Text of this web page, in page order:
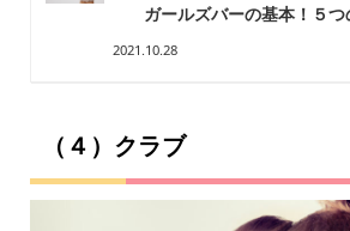
ガールズバーの基本！５つ
2021.10.28
（４）クラブ